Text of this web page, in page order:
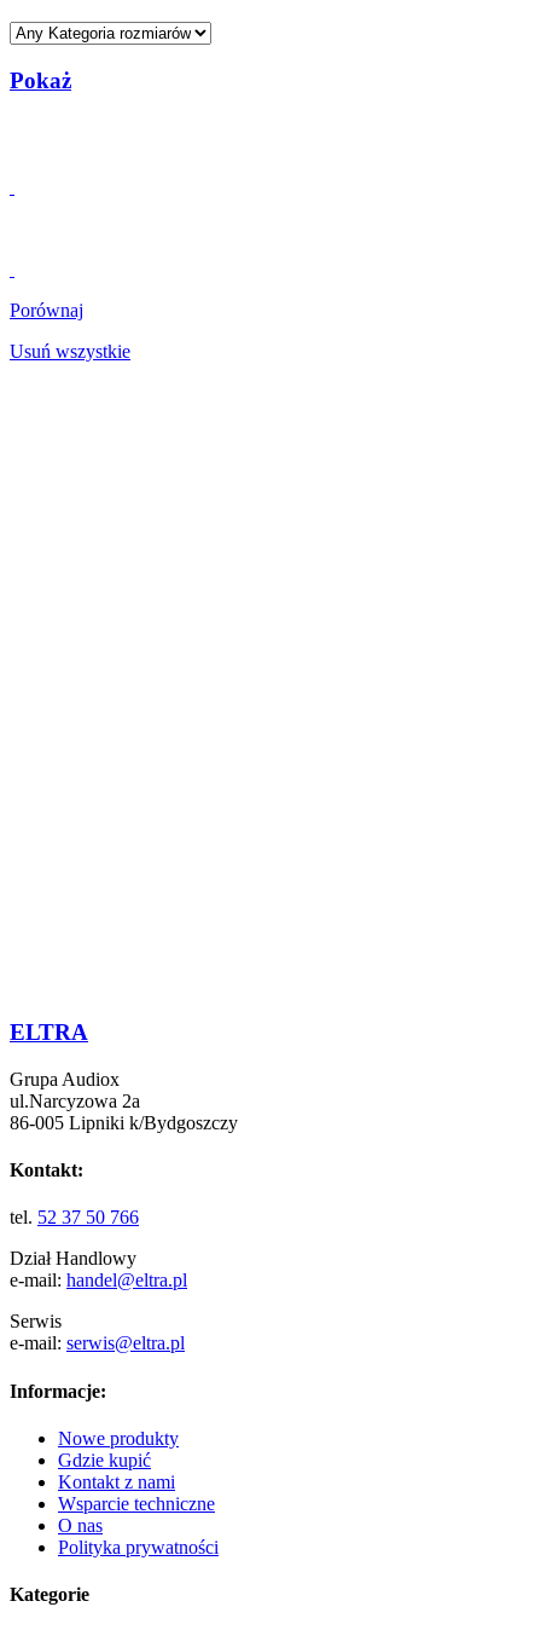
Pokaż
Porównaj
Usuń wszystkie
ELTRA
Grupa Audiox
ul.Narcyzowa 2a
86-005 Lipniki k/Bydgoszczy
Kontakt:
tel. 52 37 50 766
Dział Handlowy
e-mail: handel@eltra.pl
Serwis
e-mail: serwis@eltra.pl
Informacje:
Nowe produkty
Gdzie kupić
Kontakt z nami
Wsparcie techniczne
O nas
Polityka prywatności
Kategorie